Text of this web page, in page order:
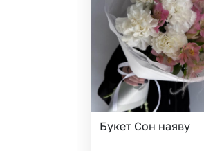
Букет Сон наяву